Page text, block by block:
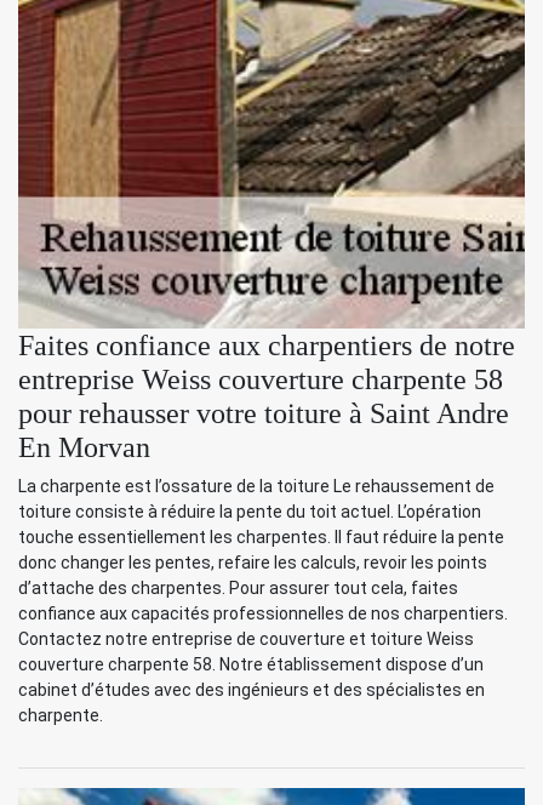
Faites confiance aux charpentiers de notre
entreprise Weiss couverture charpente 58
pour rehausser votre toiture à Saint Andre
En Morvan
La charpente est l’ossature de la toiture Le rehaussement de
toiture consiste à réduire la pente du toit actuel. L’opération
touche essentiellement les charpentes. Il faut réduire la pente
donc changer les pentes, refaire les calculs, revoir les points
d’attache des charpentes. Pour assurer tout cela, faites
confiance aux capacités professionnelles de nos charpentiers.
Contactez notre entreprise de couverture et toiture Weiss
couverture charpente 58. Notre établissement dispose d’un
cabinet d’études avec des ingénieurs et des spécialistes en
charpente.